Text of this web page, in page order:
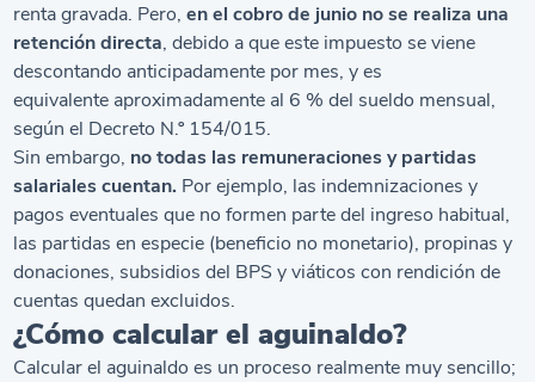
renta gravada. Pero,en el cobro de junio no se realiza una
retención directa,debido a que este impuesto se viene
descontando anticipadamente por mes, y es
equivalente aproximadamente al 6 % del sueldo mensual,
según el Decreto N.º 154/015.
Sin embargo, no todas las remuneraciones y partidas
salariales cuentan. Por ejemplo, las indemnizaciones y
pagos eventuales que no formen parte del ingreso habitual,
las partidas en especie (beneficio no monetario), propinas y
donaciones, subsidios del BPS y viáticos con rendición de
cuentas quedan excluidos.
¿Cómo calcular el aguinaldo?
Calcular el aguinaldo es un proceso realmente muy sencillo;